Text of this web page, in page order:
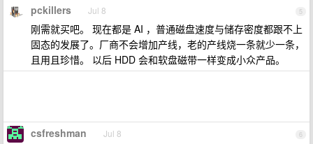
5
pckillers Jul 8
刚需就买吧。 现在都是 AI ，普通磁盘速度与储存密度都跟不上
固态的发展了。厂商不会增加产线，老的产线烧一条就少一条，
且用且珍惜。 以后 HDD 会和软盘磁带一样变成小众产品。
6
csfreshman Jul 8